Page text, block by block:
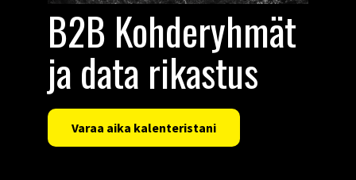
B2B Kohderyhmät
ja data rikastus
Varaa aika kalenteristani